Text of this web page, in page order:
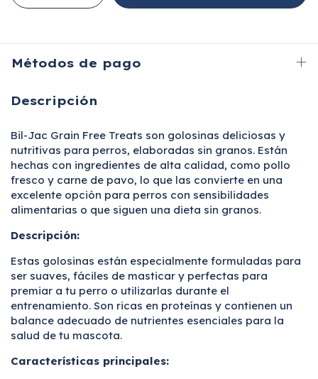
Métodos de pago
Descripción
Bil-Jac Grain Free Treats son golosinas deliciosas y
nutritivas para perros, elaboradas sin granos. Están
hechas con ingredientes de alta calidad, como pollo
fresco y carne de pavo, lo que las convierte en una
excelente opción para perros con sensibilidades
alimentarias o que siguen una dieta sin granos.
Descripción:
Estas golosinas están especialmente formuladas para
ser suaves, fáciles de masticar y perfectas para
premiar a tu perro o utilizarlas durante el
entrenamiento. Son ricas en proteínas y contienen un
balance adecuado de nutrientes esenciales para la
salud de tu mascota.
Características principales: